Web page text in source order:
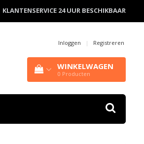
KLANTENSERVICE 24 UUR BESCHIKBAAR
Inloggen | Registreren
WINKELWAGEN
0 Producten